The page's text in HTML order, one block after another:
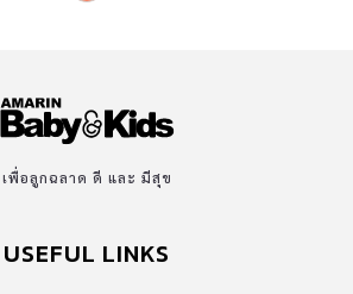
เพื่อลูกฉลาด ดี และ มีสุข
USEFUL LINKS